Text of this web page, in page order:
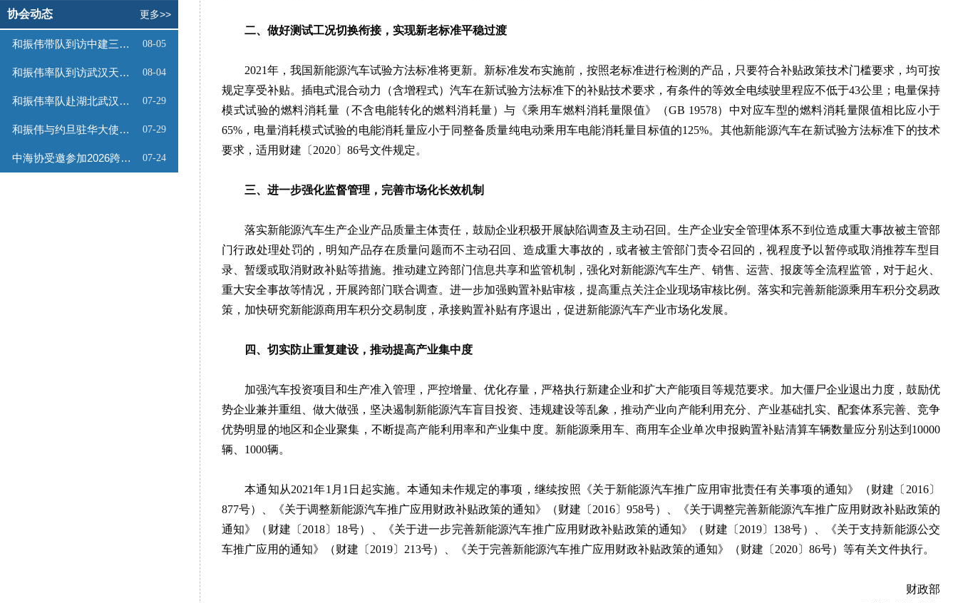
协会动态 更多>>
和振伟带队到访中建三局数字工程有限公司 08-05
和振伟率队到访武汉天源集团 08-04
和振伟率队赴湖北武汉调研 07-29
和振伟与约旦驻华大使会谈 07-29
中海协受邀参加2026跨境能源矿产出海专题路演会 07-24
二、做好测试工况切换衔接，实现新老标准平稳过渡
2021年，我国新能源汽车试验方法标准将更新。新标准发布实施前，按照老标准进行检测的产品，只要符合补贴政策技术门槛要求，均可按
规定享受补贴。插电式混合动力（含增程式）汽车在新试验方法标准下的补贴技术要求，有条件的等效全电续驶里程应不低于43公里；电量保持
模式试验的燃料消耗量（不含电能转化的燃料消耗量）与《乘用车燃料消耗量限值》（GB 19578）中对应车型的燃料消耗量限值相比应小于
65%，电量消耗模式试验的电能消耗量应小于同整备质量纯电动乘用车电能消耗量目标值的125%。其他新能源汽车在新试验方法标准下的技术
要求，适用财建〔2020〕86号文件规定。
三、进一步强化监督管理，完善市场化长效机制
落实新能源汽车生产企业产品质量主体责任，鼓励企业积极开展缺陷调查及主动召回。生产企业安全管理体系不到位造成重大事故被主管部
门行政处理处罚的，明知产品存在质量问题而不主动召回、造成重大事故的，或者被主管部门责令召回的，视程度予以暂停或取消推荐车型目
录、暂缓或取消财政补贴等措施。推动建立跨部门信息共享和监管机制，强化对新能源汽车生产、销售、运营、报废等全流程监管，对于起火、
重大安全事故等情况，开展跨部门联合调查。进一步加强购置补贴审核，提高重点关注企业现场审核比例。落实和完善新能源乘用车积分交易政
策，加快研究新能源商用车积分交易制度，承接购置补贴有序退出，促进新能源汽车产业市场化发展。
四、切实防止重复建设，推动提高产业集中度
加强汽车投资项目和生产准入管理，严控增量、优化存量，严格执行新建企业和扩大产能项目等规范要求。加大僵尸企业退出力度，鼓励优
势企业兼并重组、做大做强，坚决遏制新能源汽车盲目投资、违规建设等乱象，推动产业向产能利用充分、产业基础扎实、配套体系完善、竞争
优势明显的地区和企业聚集，不断提高产能利用率和产业集中度。新能源乘用车、商用车企业单次申报购置补贴清算车辆数量应分别达到10000
辆、1000辆。
本通知从2021年1月1日起实施。本通知未作规定的事项，继续按照《关于新能源汽车推广应用审批责任有关事项的通知》（财建〔2016〕
877号）、《关于调整新能源汽车推广应用财政补贴政策的通知》（财建〔2016〕958号）、《关于调整完善新能源汽车推广应用财政补贴政策的
通知》（财建〔2018〕18号）、《关于进一步完善新能源汽车推广应用财政补贴政策的通知》（财建〔2019〕138号）、《关于支持新能源公交
车推广应用的通知》（财建〔2019〕213号）、《关于完善新能源汽车推广应用财政补贴政策的通知》（财建〔2020〕86号）等有关文件执行。
财政部